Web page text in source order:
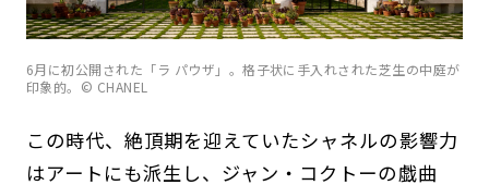
6月に初公開された「ラ パウザ」。格子状に手入れされた芝生の中庭が
印象的。© CHANEL
この時代、絶頂期を迎えていたシャネルの影響力
はアートにも派生し、ジャン・コクトーの戯曲